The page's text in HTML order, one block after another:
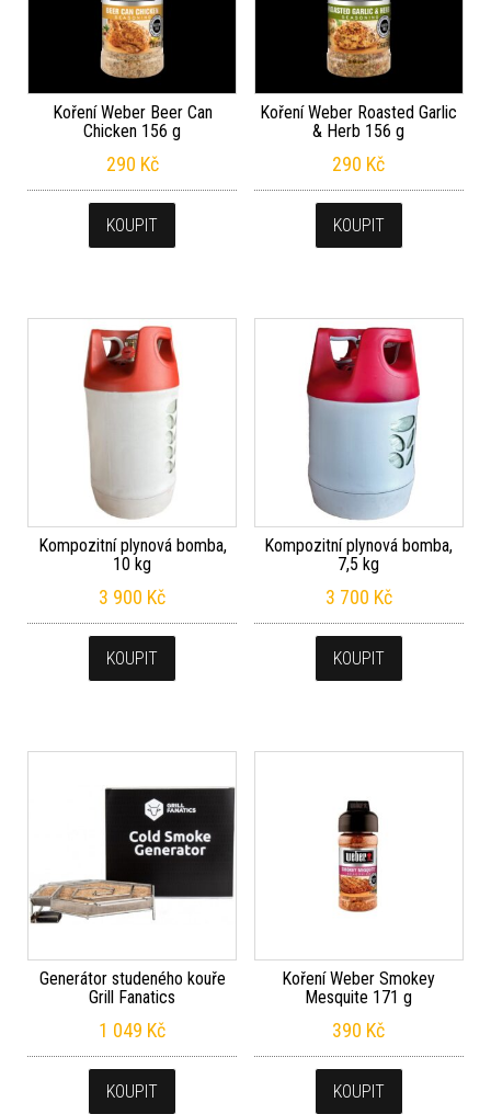
Koření Weber Beer Can
Chicken 156 g
290 Kč
KOUPIT
Koření Weber Roasted Garlic
& Herb 156 g
290 Kč
KOUPIT
Kompozitní plynová bomba,
10 kg
3 900 Kč
KOUPIT
Kompozitní plynová bomba,
7,5 kg
3 700 Kč
KOUPIT
Generátor studeného kouře
Grill Fanatics
1 049 Kč
KOUPIT
Koření Weber Smokey
Mesquite 171 g
390 Kč
KOUPIT